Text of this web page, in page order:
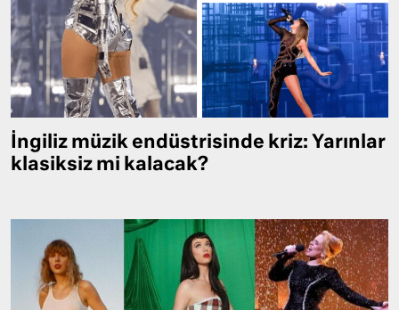
İngiliz müzik endüstrisinde kriz: Yarınlar
klasiksiz mi kalacak?